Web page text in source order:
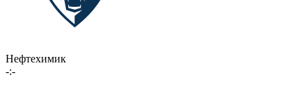
Нефтехимик
-:-